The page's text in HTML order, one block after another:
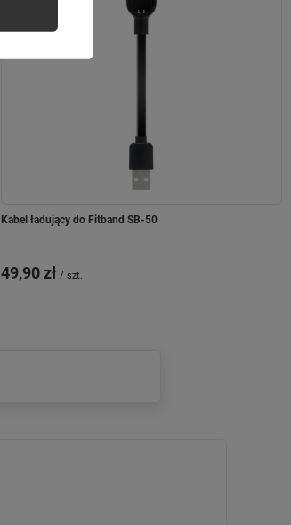
Kabel ładujący do Fitband SB-50
49,90 zł / szt.